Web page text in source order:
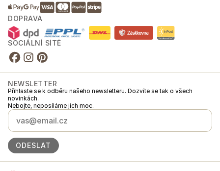
DOPRAVA
SOCIÁLNÍ SÍTĚ
NEWSLETTER
Přihlaste se k odběru našeho newsletteru. Dozvíte se tak o všech
novinkách.
Nebojte, neposíláme jich moc.
ODESLAT